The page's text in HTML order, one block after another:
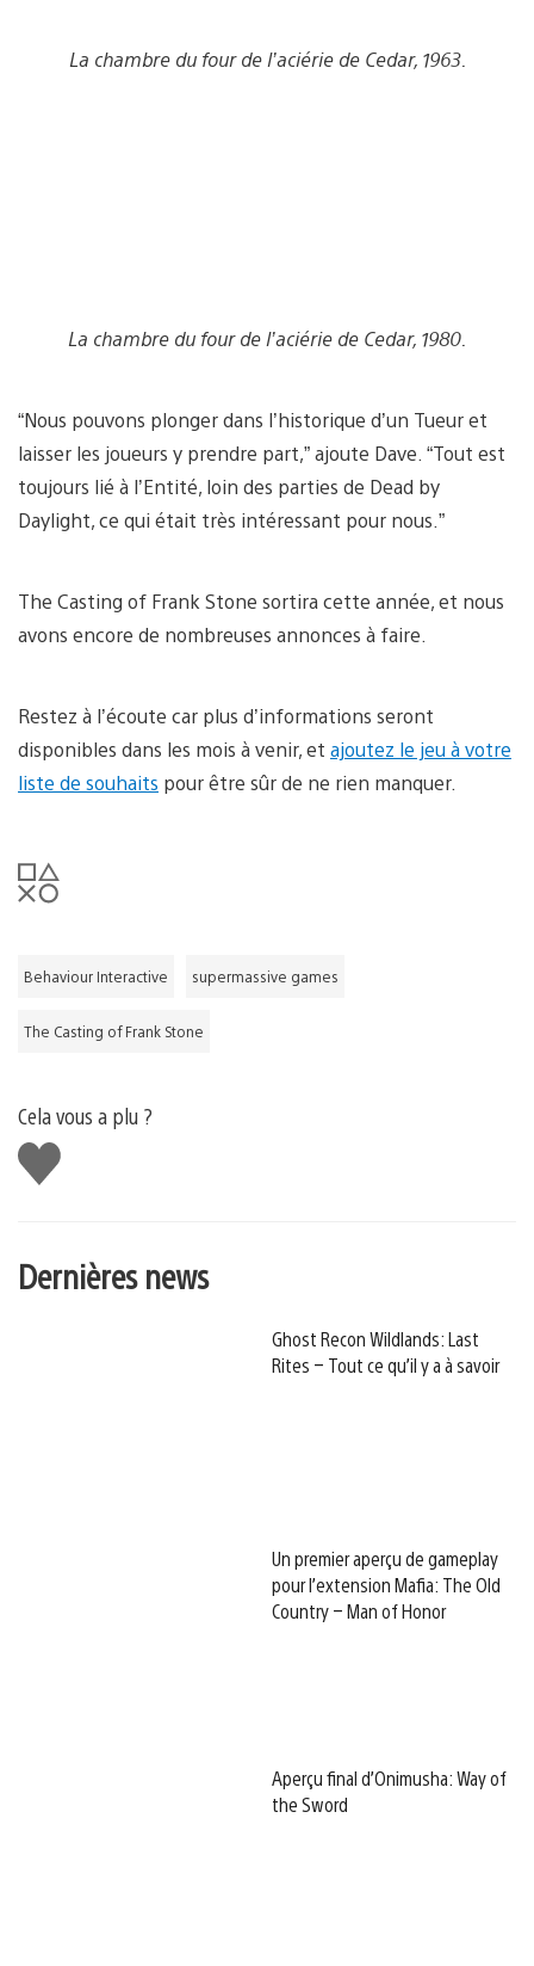
La chambre du four de l’aciérie de Cedar, 1963.
La chambre du four de l’aciérie de Cedar, 1980.
“Nous pouvons plonger dans l’historique d’un Tueur et
laisser les joueurs y prendre part,” ajoute Dave. “Tout est
toujours lié à l’Entité, loin des parties de Dead by
Daylight, ce qui était très intéressant pour nous.”
The Casting of Frank Stone sortira cette année, et nous
avons encore de nombreuses annonces à faire.
Restez à l’écoute car plus d’informations seront
disponibles dans les mois à venir, et ajoutez le jeu à votre
liste de souhaits pour être sûr de ne rien manquer.
Behaviour Interactive supermassive games
The Casting of Frank Stone
Cela vous a plu ?
J'aime
Dernières news
Ghost Recon Wildlands: Last
Rites – Tout ce qu’il y a à savoir
Un premier aperçu de gameplay
pour l’extension Mafia: The Old
Country – Man of Honor
Aperçu final d’Onimusha: Way of
the Sword